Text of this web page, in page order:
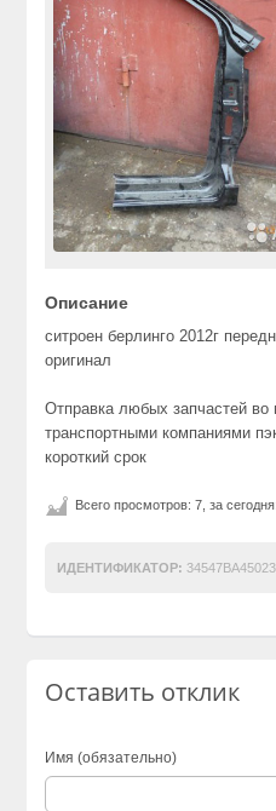
Описание
ситроен берлинго 2012г
оригинал
Отправка любых запчастей во
транспортными компаниями
короткий срок
Всего просмотров: 7, за
ИДЕНТИФИКАТОР:
Оставить отклик
Имя (обязательно)